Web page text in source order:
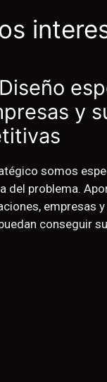
y
somos
del problema.
empresas
conseguir